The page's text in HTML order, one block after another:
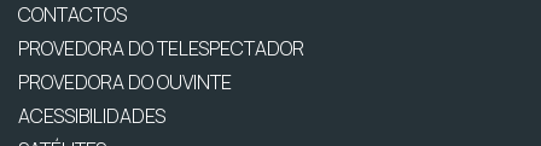
CONTACTOS
PROVEDORA DO TELESPECTADOR
PROVEDORA DO OUVINTE
ACESSIBILIDADES